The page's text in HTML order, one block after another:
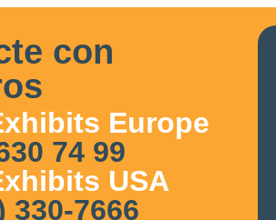
con
Europe
74 99
USA
330-7666